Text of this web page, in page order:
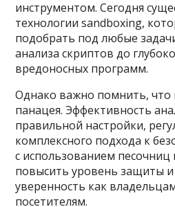
инструментом. Сегодня
технологии sandboxing,
подобрать под любые
анализа скриптов до
вредоносных программ.
Однако важно помнить, что
панацея. Эффективность
правильной настройки,
комплексного подхода к
с использованием
повысить уровень защиты и
уверенность как
посетителям.